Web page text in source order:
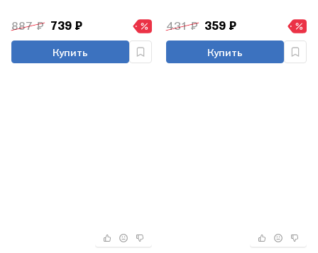
887 ₽ 739 ₽
Купить
431 ₽ 359 ₽
Купить